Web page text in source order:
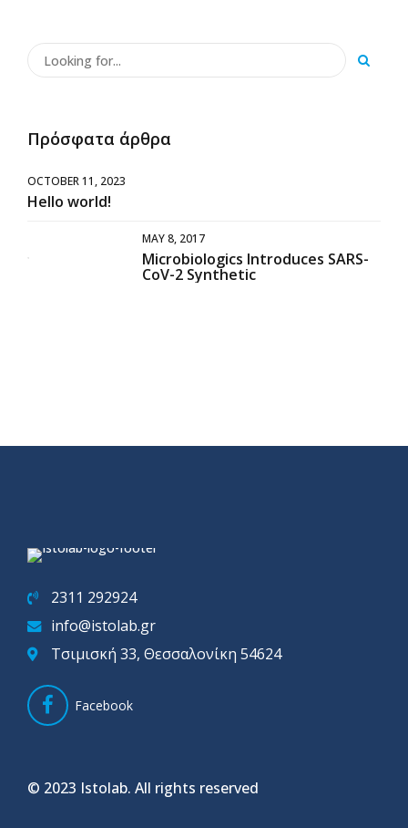
Πρόσφατα άρθρα
OCTOBER 11, 2023
Hello world!
MAY 8, 2017
Microbiologics Introduces SARS-
CoV-2 Synthetic
2311 292924
info@istolab.gr
Τσιμισκή 33, Θεσσαλονίκη 54624
Facebook
© 2023 Istolab. All rights reserved